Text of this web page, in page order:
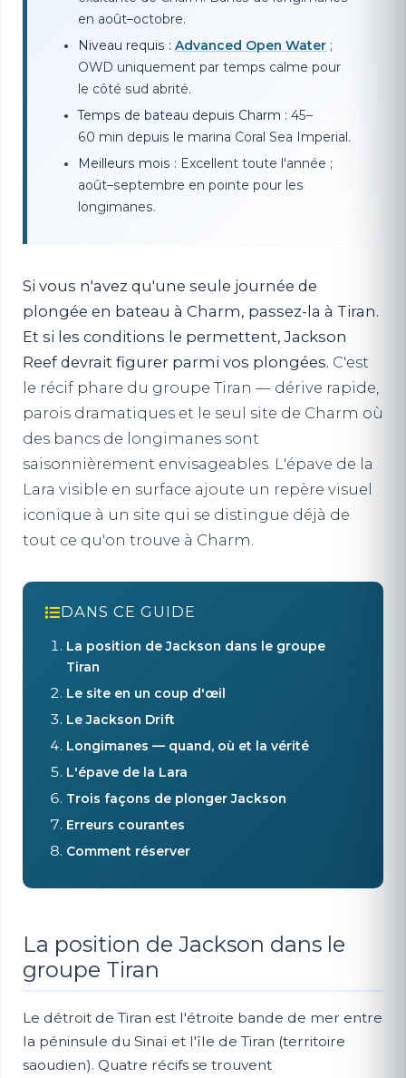
en août–octobre.
Niveau requis : Advanced Open Water ;
OWD uniquement par temps calme pour
le côté sud abrité.
Temps de bateau depuis Charm : 45–
60 min depuis le marina Coral Sea Imperial.
Meilleurs mois : Excellent toute l'année ;
août–septembre en pointe pour les
longimanes.
Si vous n'avez qu'une seule journée de
plongée en bateau à Charm, passez-la à Tiran.
Et si les conditions le permettent, Jackson
Reef devrait figurer parmi vos plongées. C'est
le récif phare du groupe Tiran — dérive rapide,
parois dramatiques et le seul site de Charm où
des bancs de longimanes sont
saisonnièrement envisageables. L'épave de la
Lara visible en surface ajoute un repère visuel
iconique à un site qui se distingue déjà de
tout ce qu'on trouve à Charm.
DANS CE GUIDE
La position de Jackson dans le groupe
Tiran
Le site en un coup d'œil
Le Jackson Drift
Longimanes — quand, où et la vérité
L'épave de la Lara
Trois façons de plonger Jackson
Erreurs courantes
Comment réserver
La position de Jackson dans le
groupe Tiran
Le détroit de Tiran est l'étroite bande de mer entre
la péninsule du Sinaï et l'île de Tiran (territoire
saoudien). Quatre récifs se trouvent